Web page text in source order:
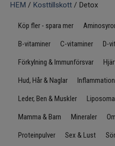
HEM / Kosttillskott / Detox
Köp fler - spara mer
B-vitaminer C-vitaminer D-
Förkylning & Immunförsvar
Hud, Hår & Naglar Inflammation
Leder, Ben & Muskler
Mamma & Barn Mineraler
Proteinpulver Sex & Lust